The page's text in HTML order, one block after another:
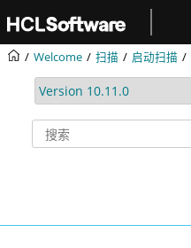
Welcome 扫描 启动扫描